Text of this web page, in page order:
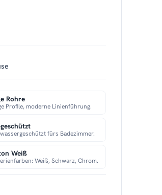
Rohre
Profile, moderne Linienführung.
fürs Badezimmer.
Weiß
Weiß, Schwarz, Chrom.